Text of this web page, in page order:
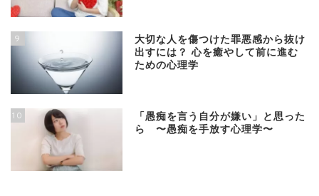
9
大切な人を傷つけた罪悪感から抜け
出すには？ 心を癒やして前に進む
ための心理学
10
「愚痴を言う自分が嫌い」と思った
ら 〜愚痴を手放す心理学〜